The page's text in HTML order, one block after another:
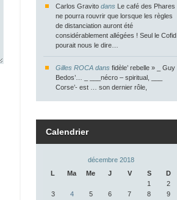
Carlos Gravito dans Le café des Phares
ne pourra rouvrir que lorsque les règles
de distanciation auront été
considérablement allégées ! Seul le Cofid
pourait nous le dire…
Gilles ROCA dans fidèle’ rebelle » _ Guy
Bedos’… _ ___nécro – spiritual, ___
Corse’- est … son dernier rôle,
Calendrier
décembre 2018
L
Ma Me J V S D
1
2
3
4 5 6 7 8
9